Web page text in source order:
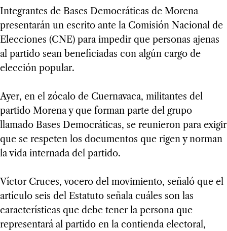
Integrantes de Bases Democráticas de Morena
presentarán un escrito ante la Comisión Nacional de
Elecciones (CNE) para impedir que personas ajenas
al partido sean beneficiadas con algún cargo de
elección popular.
Ayer, en el zócalo de Cuernavaca, militantes del
partido Morena y que forman parte del grupo
llamado Bases Democráticas, se reunieron para exigir
que se respeten los documentos que rigen y norman
la vida internada del partido.
Víctor Cruces, vocero del movimiento, señaló que el
artículo seis del Estatuto señala cuáles son las
características que debe tener la persona que
representará al partido en la contienda electoral,